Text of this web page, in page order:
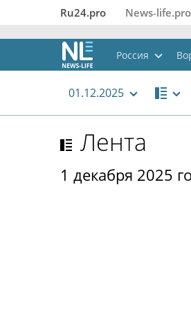
Ru24.pro News‑life.pro
Россия
01.12.2025
Лента
1 декабря 2025